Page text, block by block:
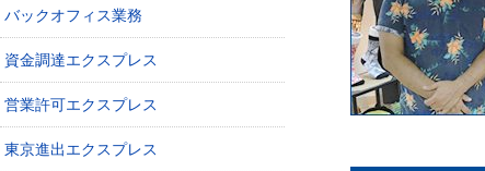
バックオフィス業務
資金調達エクスプレス
営業許可エクスプレス
東京進出エクスプレス